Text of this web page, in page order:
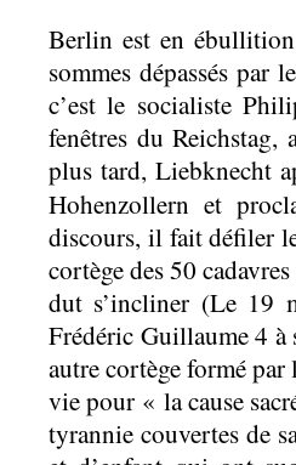
Berlin est en
sommes dépassés par
c’est le socialiste
fenêtres du
plus tard, Liebknecht
Hohenzollern et
discours, il fait défiler
cortège des 50
dut s’incliner (Le 19
Frédéric Guillaume 4 à
autre cortège formé
vie pour « la cause
tyrannie couvertes de